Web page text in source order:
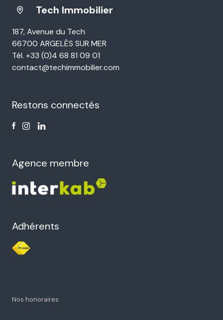
Tech Immobilier
187, Avenue du Tech
66700 ARGELÈS SUR MER
Tél. +33 (0)4 68 81 09 01
contact@techimmobilier.com
Restons connectés
Agence membre
Adhérents
Nos honoraires